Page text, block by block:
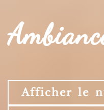
Afficher le